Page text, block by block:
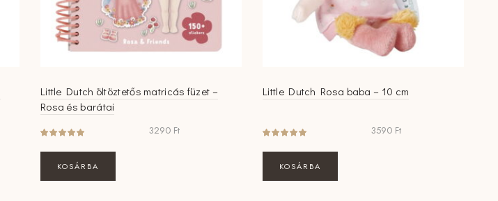
Little Dutch öltöztetős matricás füzet –
Rosa és barátai
3290 Ft
KOSÁRBA
Little Dutch Rosa baba – 10 cm
3590 Ft
KOSÁRBA